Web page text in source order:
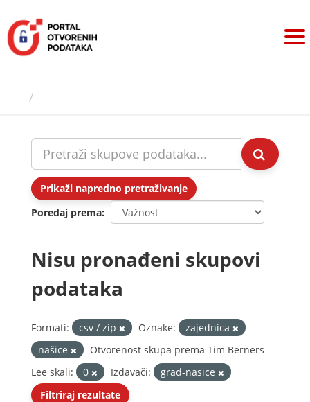
sadržaj
Prikaži napredno pretraživanje
Poredaj prema
Nisu pronađeni skupovi
podataka
Formati: csv / zip Oznake:
zajednica
našice
Otvorenost skupa prema Tim Berners-
Lee skali:
0 Izdavači:
grad-nasice
Filtriraj rezultate